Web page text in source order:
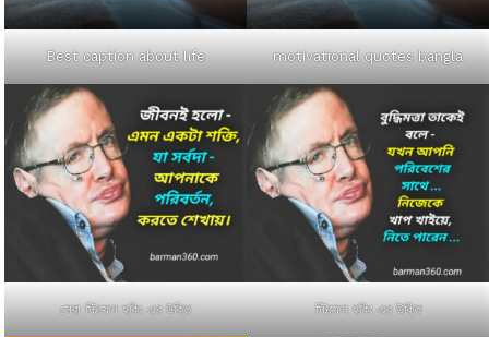
Best caption about life motivational quotes bangla
সেরা স্টিফেন হকিং এর উক্তি স্টিফেন হকিং এর উক্তি